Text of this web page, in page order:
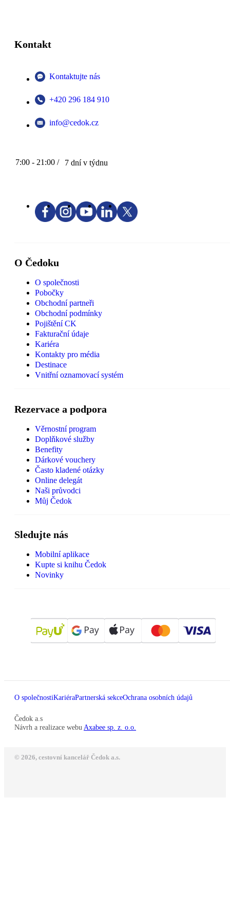
Kontakt
Kontaktujte nás
+420 296 184 910
info@cedok.cz
7:00 - 21:00 / 7 dní v týdnu
O Čedoku
O společnosti
Pobočky
Obchodní partneři
Obchodní podmínky
Pojištění CK
Fakturační údaje
Kariéra
Kontakty pro média
Destinace
Vnitřní oznamovací systém
Rezervace a podpora
Věrnostní program
Doplňkové služby
Benefity
Dárkové vouchery
Často kladené otázky
Online delegát
Naši průvodci
Můj Čedok
Sledujte nás
Mobilní aplikace
Kupte si knihu Čedok
Novinky
O společnostiKariéraPartnerská sekceOchrana osobních údajů
Čedok a.s
Návrh a realizace webu Axabee sp. z. o.o.
© 2026, cestovní kancelář Čedok a.s.